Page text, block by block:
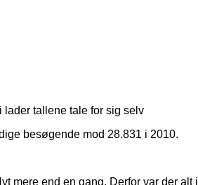
lader tallene tale for sig selv
besøgende mod 28.831 i 2010.
mere end en gang. Derfor var der alt i